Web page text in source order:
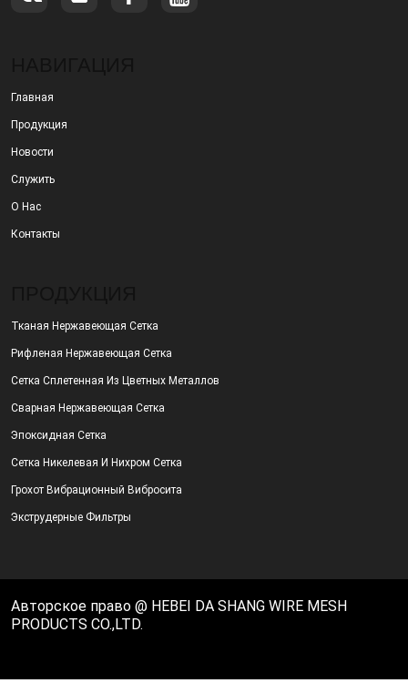
Главная
Продукция
Новости
Служить
О Нас
Контакты
Тканая Нержавеющая Сетка
Рифленая Нержавеющая Сетка
Сетка Сплетенная Из Цветных Металлов
Сварная Нержавеющая Сетка
Эпоксидная Сетка
Сетка Никелевая И Нихром Сетка
Грохот Вибрационный Вибросита
Экструдерные Фильтры
Авторское право @ HEBEI DA SHANG WIRE MESH
PRODUCTS CO.,LTD.